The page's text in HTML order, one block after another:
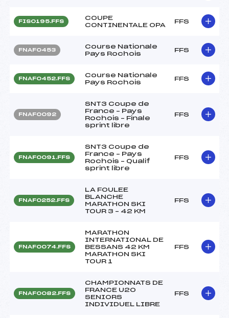
FIS0195.FFS
COUPE
CONTINENTALE OPA
FFS
FNAF0453
Course Nationale
Pays Rochois
FFS
FNAF0452.FFS
Course Nationale
Pays Rochois
FFS
FNAF0092
SNT3 Coupe de
France – Pays
Rochois – Finale
sprint libre
FFS
FNAF0091.FFS
SNT3 Coupe de
France – Pays
Rochois – Qualif
sprint libre
FFS
FNAF0252.FFS
LA FOULEE
BLANCHE
MARATHON SKI
TOUR 3 – 42 KM
FFS
FNAF0074.FFS
MARATHON
INTERNATIONAL DE
BESSANS 42 KM
MARATHON SKI
TOUR 1
FFS
FNAF0082.FFS
CHAMPIONNATS DE
FRANCE U20
SENIORS
INDIVIDUEL LIBRE
FFS